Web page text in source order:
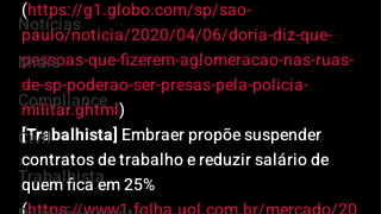
Notícias
Mídia
Compliance
Civil
Trabalhista
(https://g1.globo.com/sp/sao-
paulo/noticia/2020/04/06/doria-diz-que-
pessoas-que-fizerem-aglomeracao-nas-ruas-
de-sp-poderao-ser-presas-pela-policia-
militar.ghtml)
[Trabalhista] Embraer propõe suspender
contratos de trabalho e reduzir salário de
quem fica em 25%